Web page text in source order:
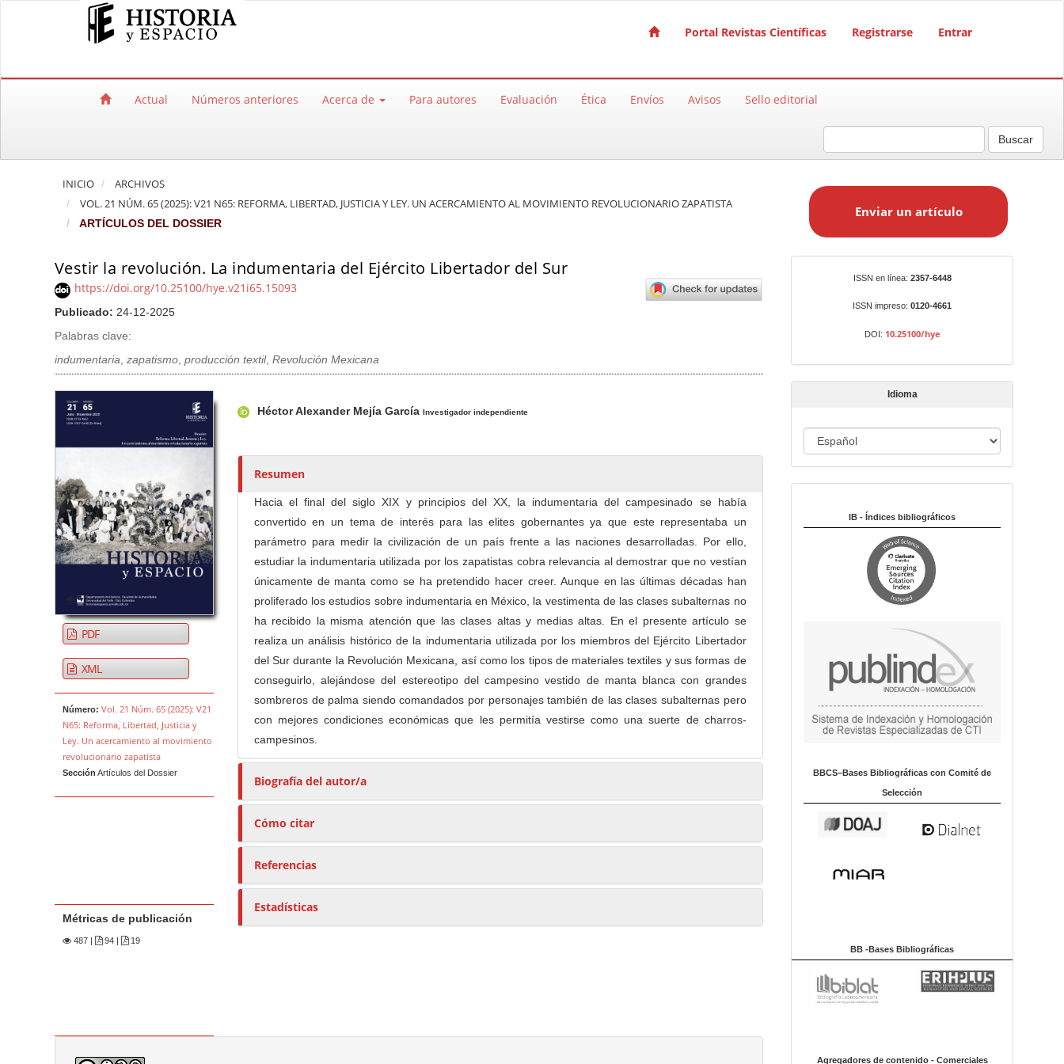
Salto rápido al contenido de la página
Navegación principal
Portal Revistas Científicas Registrarse Entrar
Actual Números anteriores Acerca de Para autores Evaluación Ética Envíos Avisos Sello editorial
Buscar
INICIO
ARCHIVOS
VOL. 21 NÚM. 65 (2025): V21 N65: REFORMA, LIBERTAD, JUSTICIA Y LEY. UN ACERCAMIENTO AL MOVIMIENTO REVOLUCIONARIO ZAPATISTA
ARTÍCULOS DEL DOSSIER
Vestir la revolución. La indumentaria del Ejército Libertador del Sur
https://doi.org/10.25100/hye.v21i65.15093
Publicado: 24-12-2025
Palabras clave:
indumentaria, zapatismo, producción textil, Revolución Mexicana
Barra lateral del artículo
PDF
XML
Número: Vol. 21 Núm. 65 (2025): V21
N65: Reforma, Libertad, Justicia y
Ley. Un acercamiento al movimiento
revolucionario zapatista
Sección Artículos del Dossier
Métricas de publicación
487| 94 | 19
u
o
e
Héctor Alexander Mejía García Investigador independiente
Resumen
Hacia el final del siglo XIX y principios del XX, la indumentaria del campesinado se había
convertido en un tema de interés para las elites gobernantes ya que este representaba un
parámetro para medir la civilización de un país frente a las naciones desarrolladas. Por ello,
estudiar la indumentaria utilizada por los zapatistas cobra relevancia al demostrar que no vestían
únicamente de manta como se ha pretendido hacer creer. Aunque en las últimas décadas han
proliferado los estudios sobre indumentaria en México, la vestimenta de las clases subalternas no
ha recibido la misma atención que las clases altas y medias altas. En el presente artículo se
realiza un análisis histórico de la indumentaria utilizada por los miembros del Ejército Libertador
del Sur durante la Revolución Mexicana, así como los tipos de materiales textiles y sus formas de
conseguirlo, alejándose del estereotipo del campesino vestido de manta blanca con grandes
sombreros de palma siendo comandados por personajes también de las clases subalternas pero
con mejores condiciones económicas que les permitía vestirse como una suerte de charros-
campesinos.
Biografía del autor/a
Cómo citar
Referencias
Estadísticas
a
t
í
o
Enviar un artículo
ISSN en línea: 2357-6448
ISSN impreso: 0120-4661
DOI: 10.25100/hye
Idioma
d
m
a
IB - Índices bibliográficos
BBCS–Bases Bibliográficas con Comité de
Selección
BB -Bases Bibliográficas
Agregadores de contenido - Comerciales